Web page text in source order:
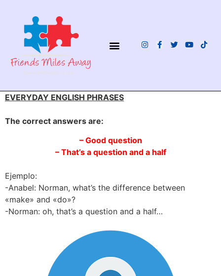
EVERYDAY ENGLISH PHRASES
The correct answers are:
– Good question
– That’s a question and a half
Ejemplo:
-Anabel: Norman, what’s the difference between
«make» and «do»?
-Norman: oh, that’s a question and a half…